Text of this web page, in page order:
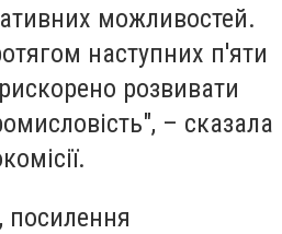
можливостей.
наступних п'яти
розвивати
– сказала
посилення